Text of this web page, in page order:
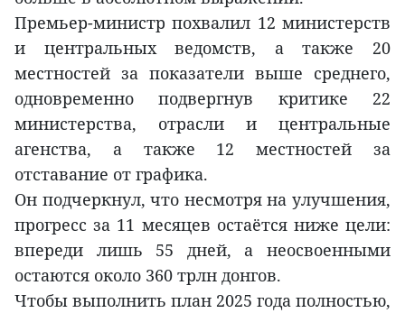
Премьер-министр похвалил 12 министерств
и центральных ведомств, а также 20
местностей за показатели выше среднего,
одновременно подвергнув критике 22
министерства, отрасли и центральные
агенства, а также 12 местностей за
отставание от графика.
Он подчеркнул, что несмотря на улучшения,
прогресс за 11 месяцев остаётся ниже цели:
впереди лишь 55 дней, а неосвоенными
остаются около 360 трлн донгов.
Чтобы выполнить план 2025 года полностью,